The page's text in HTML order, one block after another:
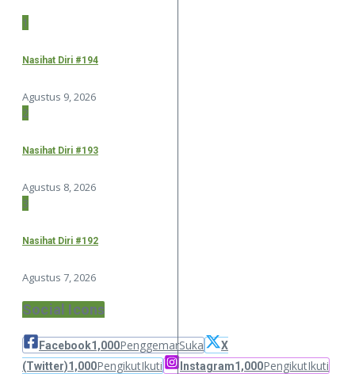
1
Nasihat Diri #194
Agustus 9, 2026
2
Nasihat Diri #193
Agustus 8, 2026
3
Nasihat Diri #192
Agustus 7, 2026
Social Icons
Facebook1,000PenggemarSuka
X
(Twitter)1,000PengikutIkuti Instagram1,000PengikutIkuti